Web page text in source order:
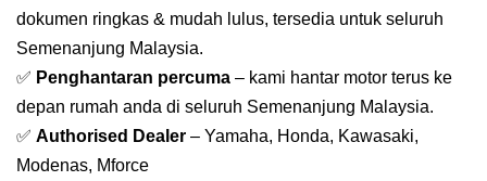
dokumen ringkas & mudah lulus, tersedia untuk seluruh
Semenanjung Malaysia.
✅ Penghantaran percuma – kami hantar motor terus ke
depan rumah anda di seluruh Semenanjung Malaysia.
✅ Authorised Dealer – Yamaha, Honda, Kawasaki,
Modenas, Mforce